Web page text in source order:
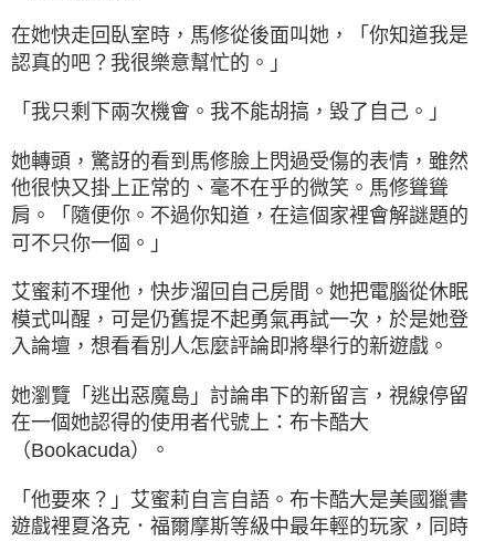
在她快走回臥室時，馬修從後面叫她，「你知道我是
認真的吧？我很樂意幫忙的。」
「我只剩下兩次機會。我不能胡搞，毀了自己。」
她轉頭，驚訝的看到馬修臉上閃過受傷的表情，雖然
他很快又掛上正常的、毫不在乎的微笑。馬修聳聳
肩。「隨便你。不過你知道，在這個家裡會解謎題的
可不只你一個。」
艾蜜莉不理他，快步溜回自己房間。她把電腦從休眠
模式叫醒，可是仍舊提不起勇氣再試一次，於是她登
入論壇，想看看別人怎麼評論即將舉行的新遊戲。
她瀏覽「逃出惡魔島」討論串下的新留言，視線停留
在一個她認得的使用者代號上：布卡酷大
（Bookacuda）。
「他要來？」艾蜜莉自言自語。布卡酷大是美國獵書
遊戲裡夏洛克．福爾摩斯等級中最年輕的玩家，同時